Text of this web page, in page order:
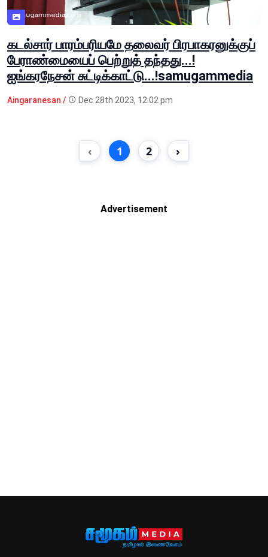
கடல்சார் பாரம்பரியமே தலைவர் பிரபாகரனுக்குப்
பேராண்மையைப் பெற்றுத் தந்தது...!
ஐங்கரநேசன் சுட்டிக்காட்டு...!samugammedia
Aingaranesan / Dec 28th 2023, 12:02 pm
‹ 1 2 ›
Advertisement